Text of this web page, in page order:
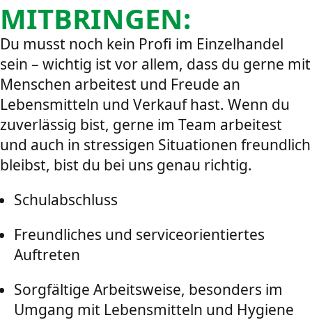
MITBRINGEN:
Du musst noch kein Profi im Einzelhandel
sein – wichtig ist vor allem, dass du gerne mit
Menschen arbeitest und Freude an
Lebensmitteln und Verkauf hast. Wenn du
zuverlässig bist, gerne im Team arbeitest
und auch in stressigen Situationen freundlich
bleibst, bist du bei uns genau richtig.
Schulabschluss
Freundliches und serviceorientiertes
Auftreten
Sorgfältige Arbeitsweise, besonders im
Umgang mit Lebensmitteln und Hygiene